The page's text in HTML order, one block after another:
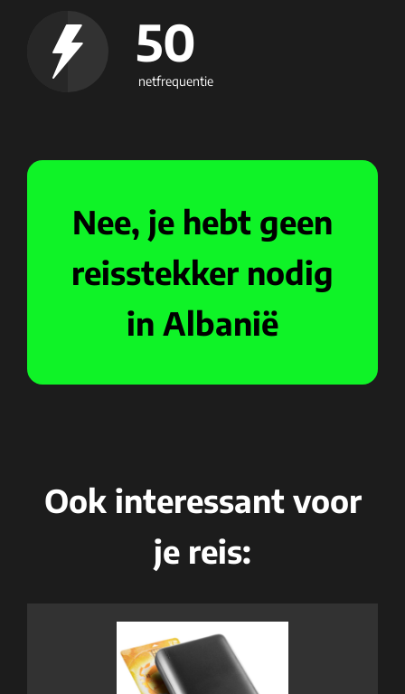
50
netfrequentie
Nee, je hebt geen
reisstekker nodig
in Albanië
Ook interessant voor
je reis: